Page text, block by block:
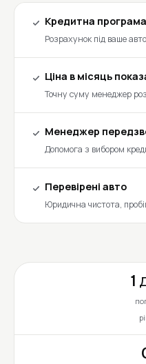
Кредитна програма
Розрахунок під ваше
Ціна в місяць
Точну суму менеджер
Менеджер
Допомога з вибором
Перевірені авто
Юридична чистота,
1